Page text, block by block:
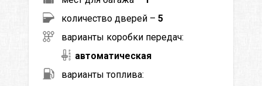
количество дверей – 5
варианты коробки передач:
автоматическая
варианты топлива: